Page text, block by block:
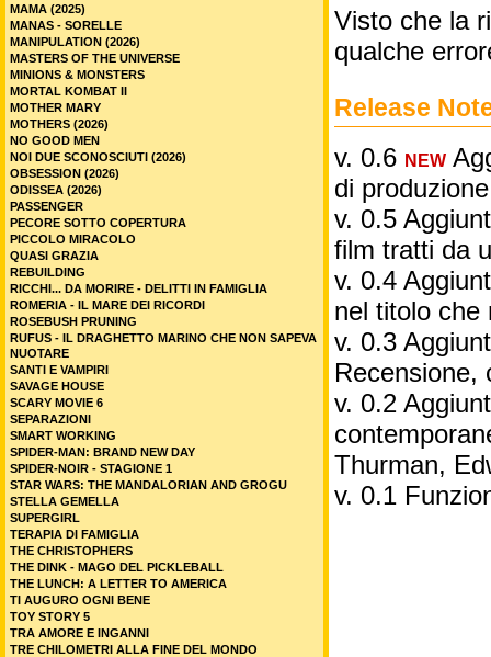
Visto che la
qualche
Release
v. 0.6 NEW
di
v. 0.5
film tratti da
v. 0.4
nel titolo che
v. 0.3
Recensione,
v. 0.2
Thurman,
v. 0.1
MAMA (2025)
MANAS - SORELLE
MANIPULATION (2026)
MASTERS OF THE UNIVERSE
MINIONS & MONSTERS
MORTAL KOMBAT II
MOTHER MARY
MOTHERS (2026)
NO GOOD MEN
NOI DUE SCONOSCIUTI (2026)
OBSESSION (2026)
ODISSEA (2026)
PASSENGER
PECORE SOTTO COPERTURA
PICCOLO MIRACOLO
QUASI GRAZIA
REBUILDING
RICCHI... DA MORIRE - DELITTI IN FAMIGLIA
ROMERIA - IL MARE DEI RICORDI
ROSEBUSH PRUNING
RUFUS - IL DRAGHETTO MARINO CHE NON SAPEVA
NUOTARE
SANTI E VAMPIRI
SAVAGE HOUSE
SCARY MOVIE 6
SEPARAZIONI
SMART WORKING
SPIDER-MAN: BRAND NEW DAY
SPIDER-NOIR - STAGIONE 1
STAR WARS: THE MANDALORIAN AND GROGU
STELLA GEMELLA
SUPERGIRL
TERAPIA DI FAMIGLIA
THE CHRISTOPHERS
THE DINK - MAGO DEL PICKLEBALL
THE LUNCH: A LETTER TO AMERICA
TI AUGURO OGNI BENE
TOY STORY 5
TRA AMORE E INGANNI
TRE CHILOMETRI ALLA FINE DEL MONDO